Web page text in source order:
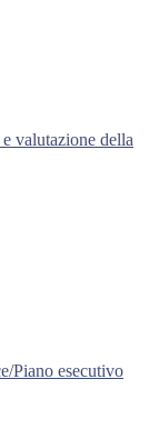
valutazione della
Piano esecutivo